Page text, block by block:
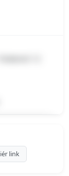
og kortet.
link